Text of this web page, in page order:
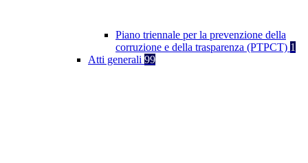
Piano triennale per la prevenzione della
corruzione e della trasparenza (PTPCT) 1
Atti generali 99